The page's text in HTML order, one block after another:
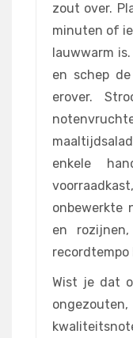
zout over.
minuten of
lauwwarm
en schep
erover.
enkele
onbewerkte
en
recordtempo
Wist je dat